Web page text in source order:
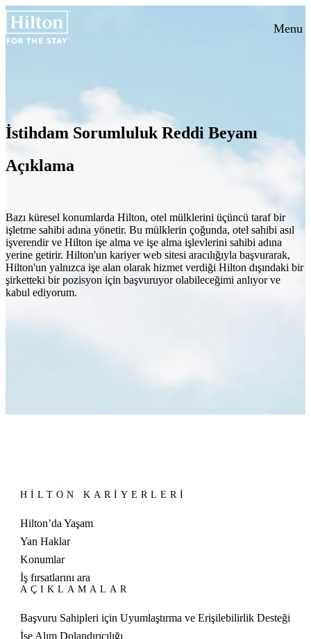
Menu
İstihdam Sorumluluk Reddi Beyanı
Açıklama
Bazı küresel konumlarda Hilton, otel mülklerini üçüncü taraf bir
işletme sahibi adına yönetir. Bu mülklerin çoğunda, otel sahibi asıl
işverendir ve Hilton işe alma ve işe alma işlevlerini sahibi adına
yerine getirir. Hilton'un kariyer web sitesi aracılığıyla başvurarak,
Hilton'un yalnızca işe alan olarak hizmet verdiği Hilton dışındaki bir
şirketteki bir pozisyon için başvuruyor olabileceğimi anlıyor ve
kabul ediyorum.
HILTON KARIYERLERI
Hilton’da Yaşam
Yan Haklar
Konumlar
İş fırsatlarını ara
AÇIKLAMALAR
Başvuru Sahipleri için Uyumlaştırma ve Erişilebilirlik Desteği
İşe Alım Dolandırıcılığı